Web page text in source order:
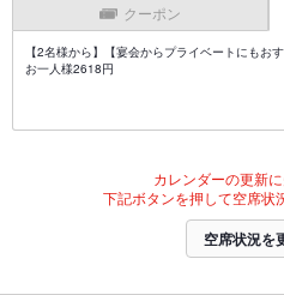
クーポン
【2名様から】【宴会からプライベートにもお
お一人様2618円
カレンダーの更新に
下記ボタンを押して空席状
空席状況を